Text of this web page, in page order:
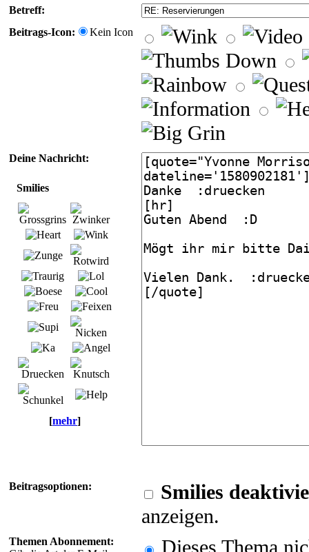
Betreff:
Beitrags-Icon:
Kein Icon
Deine Nachricht:
Smilies
[mehr]
Beitragsoptionen:
Smilies
anzeigen.
Themen Abonnement:
Dieses Thema